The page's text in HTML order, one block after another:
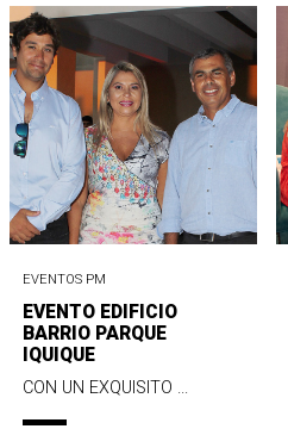
EVENTOS PM
EVENTO EDIFICIO
BARRIO PARQUE
IQUIQUE
CON UN EXQUISITO ...